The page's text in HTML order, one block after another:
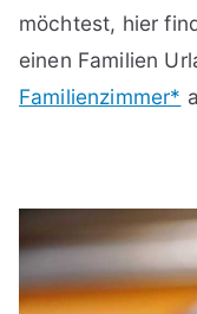
möchtest, hier
einen Familien
Familienzimmer*